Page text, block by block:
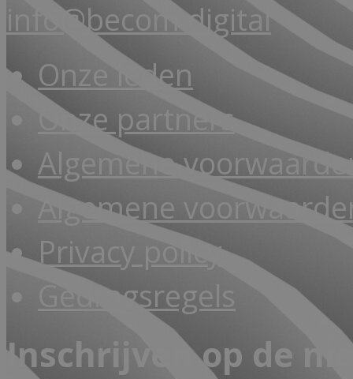
info@becom.digital
Onze leden
Onze partners
Algemene
Algemene
Privacy policy
Gedragsregels
Inschrijven op de